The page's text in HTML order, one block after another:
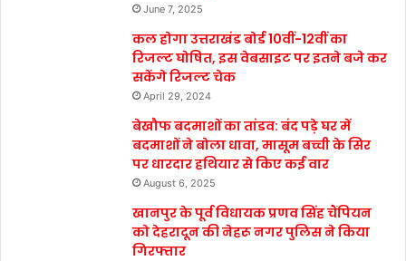
June 7, 2025
कल होगा उत्तराखंड बोर्ड 10वीं-12वीं का
रिजल्ट घोषित, इस वेबसाइट पर इतने बजे कर
सकेंगे रिजल्ट चेक
April 29, 2024
बेखौफ बदमाशों का तांडव: बंद पड़े घर में
बदमाशों ने बोला धावा, मासूम बच्ची के सिर
पर धारदार हथियार से किए कई वार
August 6, 2025
खानपुर के पूर्व विधायक प्रणव सिंह चैंपियन
को देहरादून की नेहरू नगर पुलिस ने किया
गिरफ्तार